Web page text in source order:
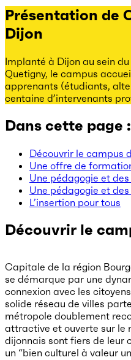
Présentation de
Dijon
Implanté à Dijon au sein
Quetigny, le campus
apprenants (étudiants,
centaine d’intervenants
Dans cette page :
Découvrir le campus
Une offre de
Une pédagogie et
Une pédagogie et
L’insertion pour tous
Découvrir le
Capitale de la région
se démarque par une
connexion avec les
solide réseau de villes
métropole doublement
attractive et ouverte sur le
dijonnais sont fiers de leur
un “bien culturel à valeur